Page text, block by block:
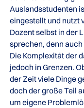
Auslandsstudenten
eingestellt und nutzt
Dozent selbst in der
sprechen, denn
Die Komplexität der
jedoch in Grenzen.
der Zeit viele Dinge
doch der große Teil
um eigene